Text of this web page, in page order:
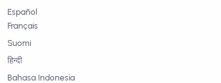
Español
Français
Suomi
हिन्दी
Bahasa Indonesia